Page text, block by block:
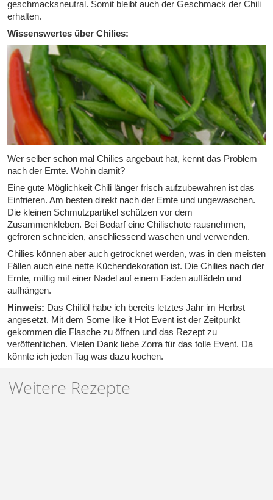
geschmacksneutral. Somit bleibt auch der Geschmack der Chili
erhalten.
Wissenswertes über Chilies:
Wer selber schon mal Chilies angebaut hat, kennt das Problem
nach der Ernte. Wohin damit?
Eine gute Möglichkeit Chili länger frisch aufzubewahren ist das
Einfrieren. Am besten direkt nach der Ernte und ungewaschen.
Die kleinen Schmutzpartikel schützen vor dem
Zusammenkleben. Bei Bedarf eine Chilischote rausnehmen,
gefroren schneiden, anschliessend waschen und verwenden.
Chilies können aber auch getrocknet werden, was in den meisten
Fällen auch eine nette Küchendekoration ist. Die Chilies nach der
Ernte, mittig mit einer Nadel auf einem Faden auffädeln und
aufhängen.
Hinweis: Das Chiliöl habe ich bereits letztes Jahr im Herbst
angesetzt. Mit dem Some like it Hot Event ist der Zeitpunkt
gekommen die Flasche zu öffnen und das Rezept zu
veröffentlichen. Vielen Dank liebe Zorra für das tolle Event. Da
könnte ich jeden Tag was dazu kochen.
Weitere Rezepte